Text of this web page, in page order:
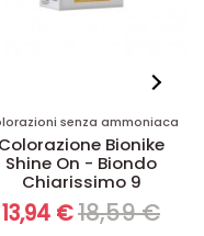
su prenotazione
senza ammoniaca
Colorazione Bionike
Shine On - Biondo 7
13,94 €18,59 €